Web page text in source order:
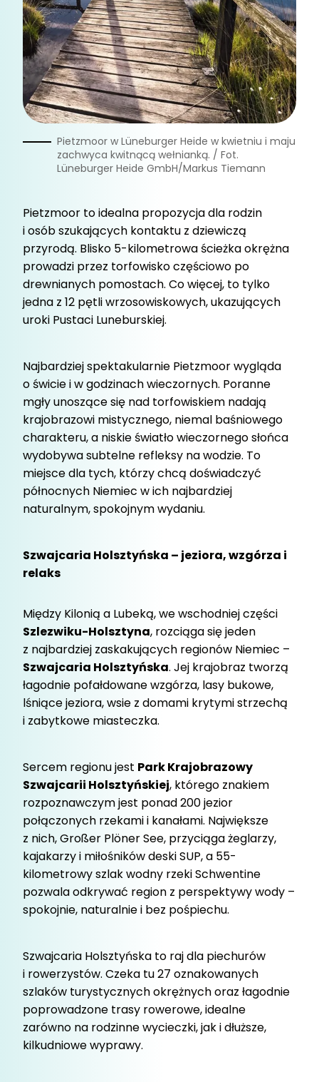
Pietzmoor w Lüneburger Heide w kwietniu i maju
zachwyca kwitnącą wełnianką. / Fot.
Lüneburger Heide GmbH/Markus Tiemann
Pietzmoor to idealna propozycja dla rodzin
i osób szukających kontaktu z dziewiczą
przyrodą. Blisko 5-kilometrowa ścieżka okrężna
prowadzi przez torfowisko częściowo po
drewnianych pomostach. Co więcej, to tylko
jedna z 12 pętli wrzosowiskowych, ukazujących
uroki Pustaci Luneburskiej.
Najbardziej spektakularnie Pietzmoor wygląda
o świcie i w godzinach wieczornych. Poranne
mgły unoszące się nad torfowiskiem nadają
krajobrazowi mistycznego, niemal baśniowego
charakteru, a niskie światło wieczornego słońca
wydobywa subtelne refleksy na wodzie. To
miejsce dla tych, którzy chcą doświadczyć
północnych Niemiec w ich najbardziej
naturalnym, spokojnym wydaniu.
Szwajcaria Holsztyńska – jeziora, wzgórza i
relaks
Między Kilonią a Lubeką, we wschodniej części
Szlezwiku-Holsztyna, rozciąga się jeden
z najbardziej zaskakujących regionów Niemiec –
Szwajcaria Holsztyńska. Jej krajobraz tworzą
łagodnie pofałdowane wzgórza, lasy bukowe,
lśniące jeziora, wsie z domami krytymi strzechą
i zabytkowe miasteczka.
Sercem regionu jest Park Krajobrazowy
Szwajcarii Holsztyńskiej, którego znakiem
rozpoznawczym jest ponad 200 jezior
połączonych rzekami i kanałami. Największe
z nich, Großer Plöner See, przyciąga żeglarzy,
kajakarzy i miłośników deski SUP, a 55-
kilometrowy szlak wodny rzeki Schwentine
pozwala odkrywać region z perspektywy wody –
spokojnie, naturalnie i bez pośpiechu.
Szwajcaria Holsztyńska to raj dla piechurów
i rowerzystów. Czeka tu 27 oznakowanych
szlaków turystycznych okrężnych oraz łagodnie
poprowadzone trasy rowerowe, idealne
zarówno na rodzinne wycieczki, jak i dłuższe,
kilkudniowe wyprawy.